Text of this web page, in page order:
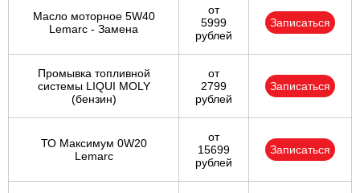
Масло моторное 5W40
Lemarc - Замена
от
5999
рублей
Записаться
Промывка топливной
системы LIQUI MOLY
(бензин)
от
2799
рублей
Записаться
ТО Максимум 0W20
Lemarc
от
15699
рублей
Записаться